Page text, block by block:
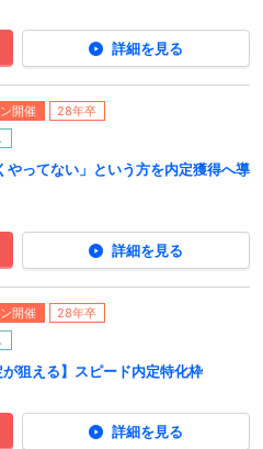
詳細を見る
開催
28年卒
やってない」という方を内定獲得へ導
詳細を見る
開催
28年卒
が狙える】スピード内定特化枠
詳細を見る